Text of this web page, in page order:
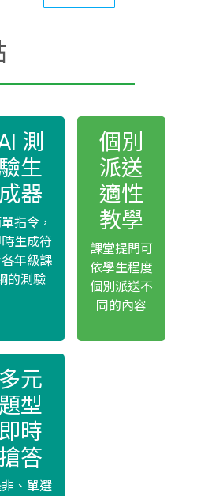
測
生
成器
指令，
生成符
年級課
的測驗
個別
派送
適性
教學
課堂提問可
依學生程度
個別派送不
同的內容
多元
題型
即時
搶答
、單選